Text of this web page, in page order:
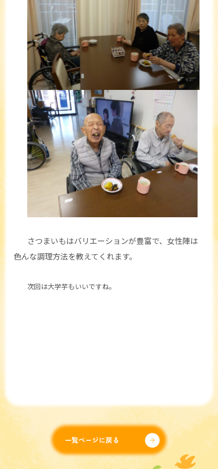
さつまいもはバリエーションが豊富で、女性陣は
色んな調理方法を教えてくれます。
次回は大学芋もいいですね。
一覧ページに戻る